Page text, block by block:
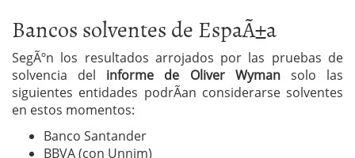
Bancos solventes de EspaÃ±a
SegÃºn los resultados arrojados por las pruebas de
solvencia del informe de Oliver Wymansolo las
siguientes entidades podrÃ­an considerarse solventes
en estos momentos:
Banco Santander
BBVA (con Unnim)